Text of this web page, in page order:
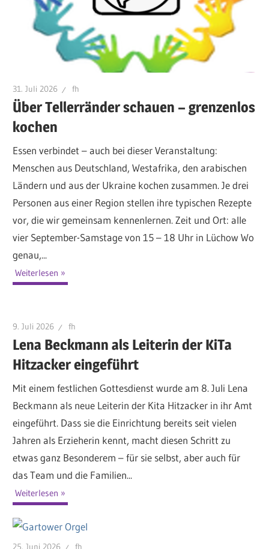
31. Juli 2026 fh
Über Tellerränder schauen – grenzenlos
kochen
Essen verbindet – auch bei dieser Veranstaltung:
Menschen aus Deutschland, Westafrika, den arabischen
Ländern und aus der Ukraine kochen zusammen. Je drei
Personen aus einer Region stellen ihre typischen Rezepte
vor, die wir gemeinsam kennenlernen. Zeit und Ort: alle
vier September-Samstage von 15 – 18 Uhr in Lüchow Wo
genau,...
Weiterlesen
9. Juli 2026 fh
Lena Beckmann als Leiterin der KiTa
Hitzacker eingeführt
Mit einem festlichen Gottesdienst wurde am 8. Juli Lena
Beckmann als neue Leiterin der Kita Hitzacker in ihr Amt
eingeführt. Dass sie die Einrichtung bereits seit vielen
Jahren als Erzieherin kennt, macht diesen Schritt zu
etwas ganz Besonderem – für sie selbst, aber auch für
das Team und die Familien...
Weiterlesen
25. Juni 2026 fh